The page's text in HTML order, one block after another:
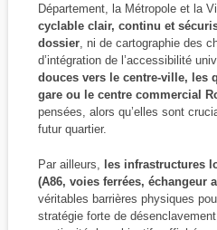
Département, la Métropole et la
cyclable clair, continu et
dossier, ni de cartographie des
d’intégration de l’accessibilité
douces vers le centre-ville, les
gare ou le centre commercial
pensées, alors qu’elles sont
futur quartier.
Par ailleurs, les infrastructures
(A86, voies ferrées, échangeur
véritables barrières physiques
stratégie forte de